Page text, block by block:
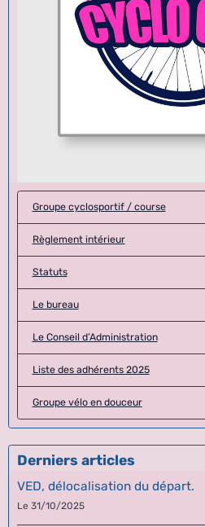
Groupe cyclosportif / course
Règlement intérieur
Statuts
Le bureau
Le Conseil d’Administration
Liste des adhérents 2025
Groupe vélo en douceur
Derniers articles
VED, délocalisation du départ.
Le 31/10/2025